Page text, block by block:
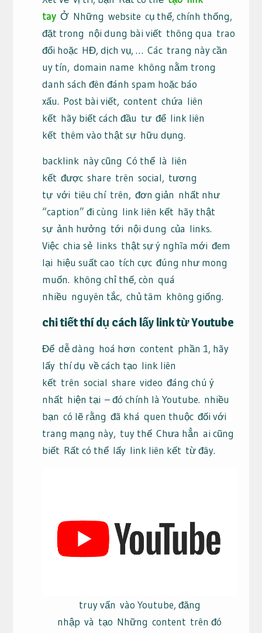
tay Ở Những website cụ thể, chính thống,
đặt trong nội dung bài viết thông qua trao
đổi hoặc HĐ, dịch vụ, … Cáctrang này cần
uy tín, domain name không nằm trong
danh sách đên đánh spam hoặc báo
xấu. Post bài viết, content chứa liên
kết hãy biết cách đầu tưđể link liên
kết thêm vào thật sự hữu dụng.
backlinknày cũng Có thểlà liên
kết được share trên social, tương
tựvới tiêu chítrên, đơn giản nhất như
“caption” đi cùng link liên kết hãy thật
sự ảnh hưởng tới nội dung của links.
Việc chia sẻ links thật sự ý nghĩa mới đem
lại hiệu suất cao tích cựcđúng như mong
muốn. không chỉ thế, còn quá
nhiều nguyên tắc, chủ tâm không giống.
chi tiếtthí dụ cách lấy linktừ Youtube
Để dễ dàng hoá hơn content phần 1, hãy
lấy thí dụvề cách tạo link liên
kết trên social share video đáng chú ý
nhất hiện tại – đó chính là Youtube. nhiều
bạn có lẽ rằng đã khá quen thuộcđối với
trang mạng này, tuy thế Chưa hẳn ai cũng
biết Rất có thểlấy link liên kết từ đây.
truy vấn vào Youtube, đăng
nhập và tạo Những content trên đó